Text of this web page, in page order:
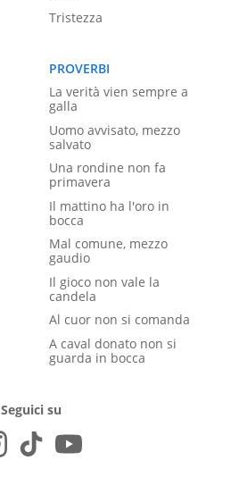
Tristezza
PROVERBI
La verità vien sempre a
galla
Uomo avvisato, mezzo
salvato
Una rondine non fa
primavera
Il mattino ha l'oro in
bocca
Mal comune, mezzo
gaudio
Il gioco non vale la
candela
Al cuor non si comanda
A caval donato non si
guarda in bocca
Seguici su